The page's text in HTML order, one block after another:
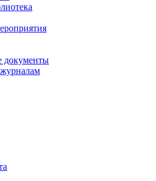
документы